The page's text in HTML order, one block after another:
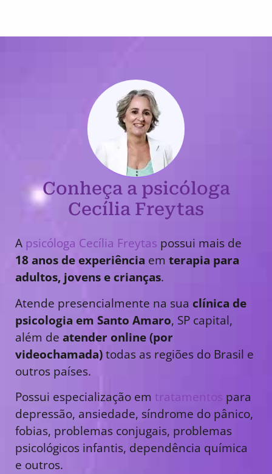
Conheça a psicóloga
Cecília Freytas
A psicóloga Cecília Freytas possui mais de
18 anos de experiência em terapia para
adultos, jovens e crianças.
Atende presencialmente na sua clínica de
psicologia em Santo Amaro, SP capital,
além de atender online (por
videochamada)todas as regiões do Brasil e
outros países.
Possui especialização em tratamentos para
depressão, ansiedade, síndrome do pânico,
fobias, problemas conjugais, problemas
psicológicos infantis, dependência química
e outros.